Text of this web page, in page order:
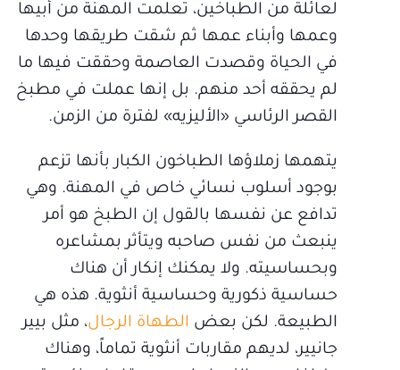
لعائلة من الطباخين، تعلمت المهنة من أبيها
وعمها وأبناء عمها ثم شقت طريقها وحدها
في الحياة وقصدت العاصمة وحققت فيها ما
لم يحققه أحد منهم. بل إنها عملت في مطبخ
القصر الرئاسي «الأليزيه» لفترة من الزمن.
يتهمها زملاؤها الطباخون الكبار بأنها تزعم
بوجود أسلوب نسائي خاص في المهنة. وهي
تدافع عن نفسها بالقول إن الطبخ هو أمر
ينبعث من نفس صاحبه ويتأثر بمشاعره
وبحساسيته. ولا يمكنك إنكار أن هناك
حساسية ذكورية وحساسية أنثوية. هذه هي
الطبيعة. لكن بعض الطهاة الرجال، مثل بيير
جانيير، لديهم مقاربات أنثوية تماماً، وهناك